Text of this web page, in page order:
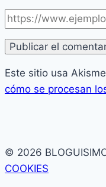
Este sitio usa
cómo se procesan
© 2026
COOKIES